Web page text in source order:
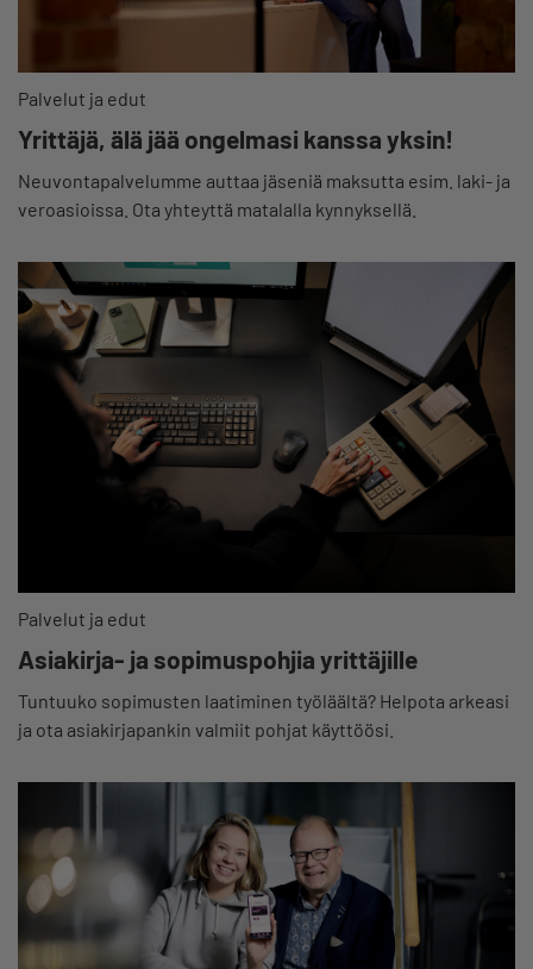
Palvelut ja edut
Yrittäjä, älä jää ongelmasi kanssa yksin!
Neuvontapalvelumme auttaa jäseniä maksutta esim. laki- ja
veroasioissa. Ota yhteyttä matalalla kynnyksellä.
Palvelut ja edut
Asiakirja- ja sopimuspohjia yrittäjille
Tuntuuko sopimusten laatiminen työläältä? Helpota arkeasi
ja ota asiakirjapankin valmiit pohjat käyttöösi.